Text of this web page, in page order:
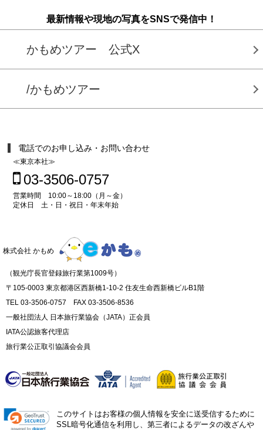
最新情報や現地の写真をSNSで発信中！
かもめツアー 公式X
/かもめツアー
電話でのお申し込み・お問い合わせ
≪東京本社≫
03-3506-0757
営業時間 10:00～18:00（月～金）
定休日 土・日・祝日・年末年始
株式会社 かもめ
（観光庁長官登録旅行業第1009号）
〒105-0003 東京都港区西新橋1-10-2 住友生命西新橋ビルB1階
TEL 03-3506-0757 FAX 03-3506-8536
一般社団法人 日本旅行業協会（JATA）正会員
IATA公認旅客代理店
旅行業公正取引協議会会員
このサイトはお客様の個人情報を安全に送受信するために
SSL暗号化通信を利用し、第三者によるデータの改ざんや